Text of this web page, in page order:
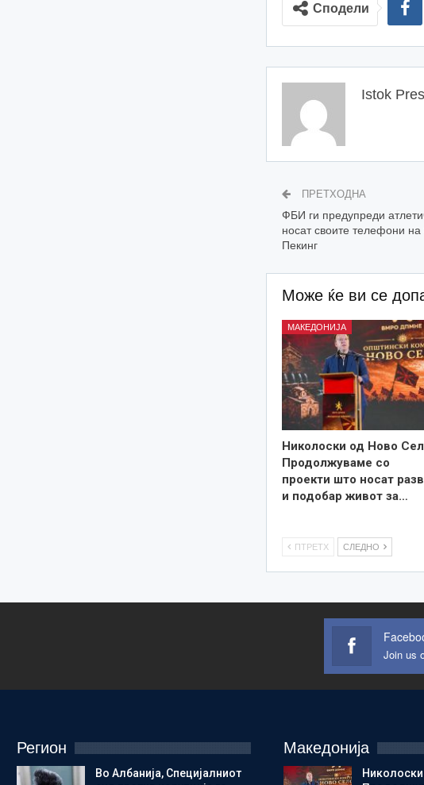
Сподели
Istok
ПРЕТХОДНА
ФБИ ги предупреди
носат своите телефони
Пекинг
Може ќе ви се
МАКЕДОНИЈА
Николоски од Ново
Продолжуваме со
проекти што носат
и подобар живот за…
ПТРЕТХ СЛЕДНО
Join us
Регион
Во Албанија, Специјалниот
Македонија